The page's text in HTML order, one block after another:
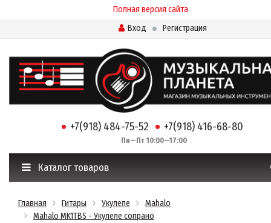
Полная версия сайта
Вход
Регистрация
+7(918) 484-75-52 +7(918) 416-68-80
Пн—Пт 10:00—17:00
Каталог товаров
Главная Гитары Укулеле
Mahalo
Mahalo MK1TBS - Укулеле сопрано